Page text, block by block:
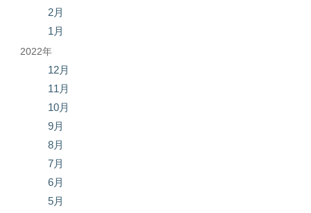
2月
1月
2022年
12月
11月
10月
9月
8月
7月
6月
5月